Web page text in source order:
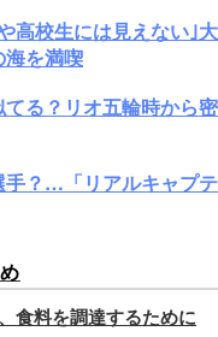
高校生には見えない｣大
海を満喫
る？リオ五輪時から密
？…「リアルキャプテ
食料を調達するために